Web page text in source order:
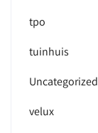
tpo
tuinhuis
Uncategorized
velux